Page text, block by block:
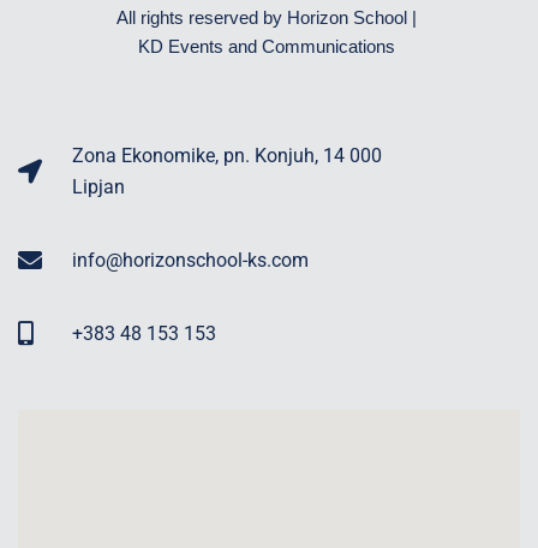
All rights reserved by Horizon School |
KD Events and Communications
Zona Ekonomike, pn. Konjuh, 14 000
Lipjan
info@horizonschool-ks.com
+383 48 153 153